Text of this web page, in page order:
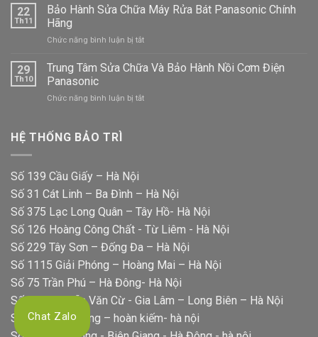
Quần
Hành
Bếp
Panasonic
Tại
22
Th11
Bảo Hành Sửa Chữa Máy Rửa Bát Panasonic Chính
Hãng
Chức năng bình luận bị tắtở
Hành
Máy
29
Th10
Trung Tâm Sửa Chữa Và Bảo Hành Nồi Cơm Điện
Panasonic
Chức năng bình luận bị tắtở
Nồi
Cơm
Điện
Panasonic
HỆ THỐNG BẢO TRÌ
Số 139 Cầu Giấy – Hà Nội
Số 31 Cát Linh – Ba Đình – Hà Nội
Số 375 Lạc Long Quân – Tây Hồ- Hà Nội
Số 126 Hoàng Công Chất - Từ Liêm - Hà Nội
Số 229 Tây Sơn – Đống Đa – Hà Nội
Số 1115 Giải Phóng – Hoàng Mai – Hà Nội
Số 75 Trần Phú – Hà Đông- Hà Nội
Số 322 Nguyễn Văn Cừ - Gia Lâm – Long Biên – Hà Nội
Số 39 hai bà trưng – hoàn kiếm- hà nội
Chat Zalo